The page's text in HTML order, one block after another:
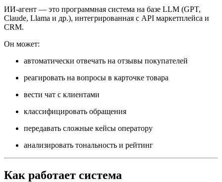
ИИ-агент — это программная система на базе LLM (GPT,
Claude, Llama и др.), интегрированная с API маркетплейса и
CRM.
Он может:
автоматически отвечать на отзывы покупателей
реагировать на вопросы в карточке товара
вести чат с клиентами
классифицировать обращения
передавать сложные кейсы оператору
анализировать тональность и рейтинг
Как работает система